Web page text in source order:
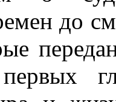
до
первых